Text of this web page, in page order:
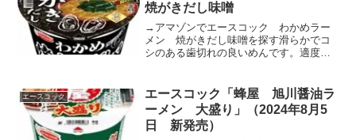
焼がきだし味噌
→アマゾンでエースコック わかめラー
メン 焼がきだし味噌を探す滑らかでコ
シのある歯切れの良いめんです。適度な
に香味野菜と焼がきだしの旨みが利いた
味噌スープです。別添の調...
エースコック
エースコック「蜂屋 旭川醤油ラ
ーメン 大盛り」（2024年8月5
日 新発売）